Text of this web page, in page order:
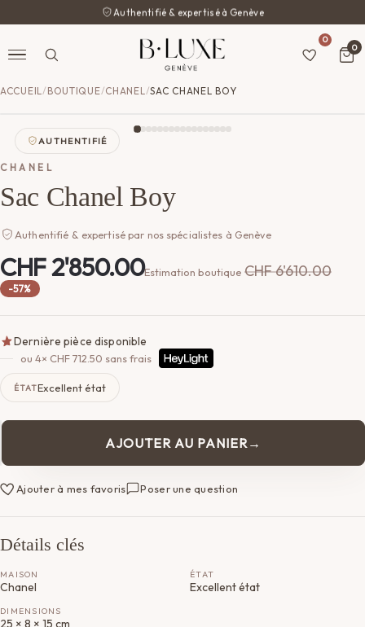
Authentifié & expertisé à Genève
0
0
ACCUEIL/ BOUTIQUE/CHANEL/SAC CHANEL BOY
AUTHENTIFIÉ
CHANEL
Sac Chanel Boy
Authentifié & expertisé par nos spécialistes à Genève
CHF2'850.00Estimation boutiqueCHF6'610.00
-57%
Dernière pièce disponible
ou 4× CHF712.50 sans frais
ÉTATExcellent état
de
Sac
Chanel
AJOUTER AU PANIER
Ajouter à mes favoris Poser une question
Détails clés
MAISON
Chanel
ÉTAT
Excellent état
DIMENSIONS
25 × 8 × 15 cm